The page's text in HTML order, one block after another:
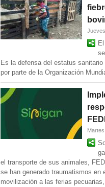
Es la defensa del estatus
por parte de la Organización
el transporte de sus animales,
se han generado traumatismos
movilización a las ferias